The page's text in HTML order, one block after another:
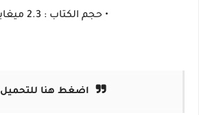
• حجم الكتاب : ‏‏2.3 ميغابايت
اضغط هنا للتحميل